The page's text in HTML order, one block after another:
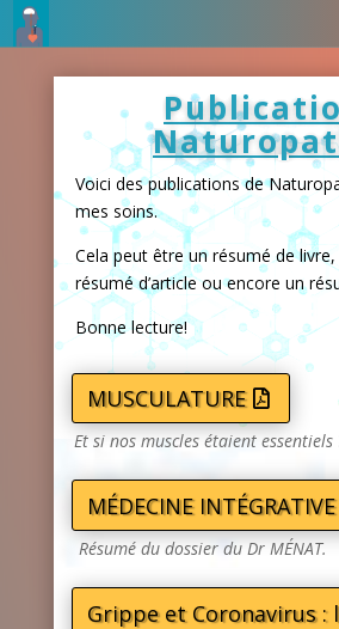
Voici des publications de
mes soins.
Cela peut être un résumé de
résumé d’article ou encore un
Bonne lecture!
MUSCULATURE
Et si nos muscles étaient essentiels
MÉDECINE INTÉGRATIVE
Résumé du dossier du Dr MÉNAT.
Grippe et Coronavirus :